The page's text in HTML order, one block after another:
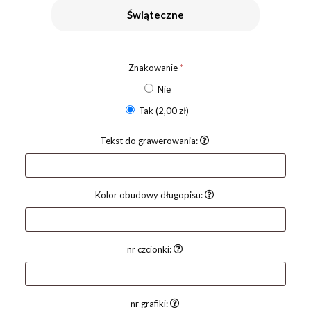
Świąteczne
Znakowanie*
Nie
Tak (2,00 zł)
Tekst do grawerowania:
Kolor obudowy długopisu:
nr czcionki:
nr grafiki: